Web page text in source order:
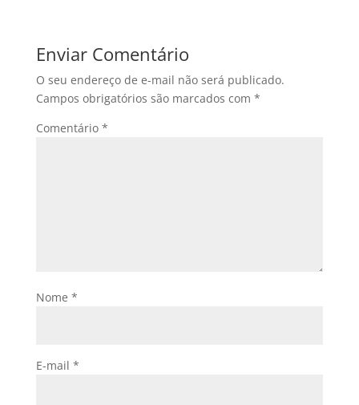
Enviar Comentário
O seu endereço de e-mail não será publicado.
Campos obrigatórios são marcados com *
Comentário *
Nome *
E-mail *